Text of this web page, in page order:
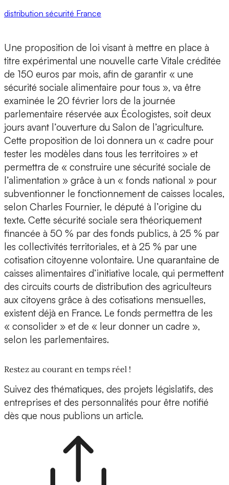
distribution sécurité France
Une proposition de loi visant à mettre en place à
titre expérimental une nouvelle carte Vitale créditée
de 150 euros par mois, afin de garantir « une
sécurité sociale alimentaire pour tous », va être
examinée le 20 février lors de la journée
parlementaire réservée aux Écologistes, soit deux
jours avant l’ouverture du Salon de l’agriculture.
Cette proposition de loi donnera un « cadre pour
tester les modèles dans tous les territoires » et
permettra de « construire une sécurité sociale de
l’alimentation » grâce à un « fonds national » pour
subventionner le fonctionnement de caisses locales,
selon Charles Fournier, le député à l’origine du
texte. Cette sécurité sociale sera théoriquement
financée à 50 % par des fonds publics, à 25 % par
les collectivités territoriales, et à 25 % par une
cotisation citoyenne volontaire. Une quarantaine de
caisses alimentaires d’initiative locale, qui permettent
des circuits courts de distribution des agriculteurs
aux citoyens grâce à des cotisations mensuelles,
existent déjà en France. Le fonds permettra de les
« consolider » et de « leur donner un cadre »,
selon les parlementaires.
Restez au courant en temps réel !
Suivez des thématiques, des projets législatifs, des
entreprises et des personnalités pour être notifié
dès que nous publions un article.